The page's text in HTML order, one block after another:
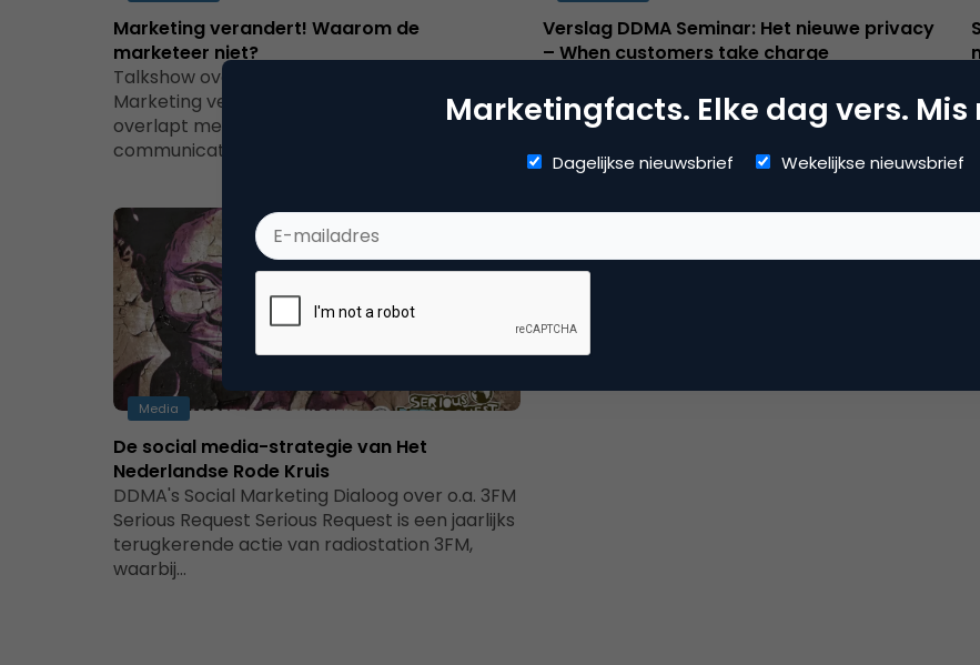
Marketing verandert! Waarom de
marketeer niet?
Talkshow over de stand van marketing
Marketing verandert, dat staat vast. Het
overlapt meer en meer met PR en
communicatie.…
Verslag DDMA Seminar: Het nieuwe privacy
– When customers take charge
meer dan 100 marketeers, juristen en CEO’s
aanwezig bij het bijzondere DDMA privacy-
event Het nieuwe…
Media
De social media-strategie van Het
Nederlandse Rode Kruis
DDMA's Social Marketing Dialoog over o.a. 3FM
Serious Request Serious Request is een jaarlijks
terugkerende actie van radiostation 3FM,
waarbij…
Marketingfacts. Elke dag vers. Mis
Dagelijkse nieuwsbrief Wekelijkse nieuwsbrief